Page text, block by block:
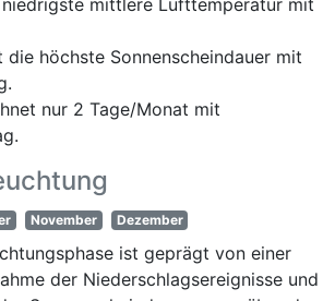
mittlere Lufttemperatur mit
die höchste Sonnenscheindauer mit
nur 2 Tage/Monat mit
November Dezember
ist geprägt von einer
der Niederschlagsereignisse und